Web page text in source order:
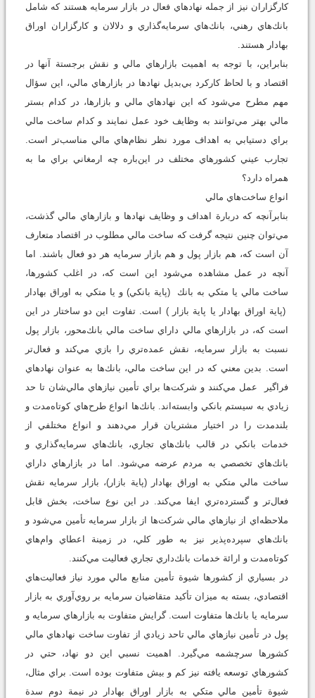
كارگزاران نيز از جمله نهادهاي فعال در بازار سرمايه هستند كه شامل
بانك‌هاي رهني، بانك‌هاي سرمايه‌گذاري و دلالان و كارگزاران اوراق
بهادار هستند.
بنابراين، با توجه به اهميت بازارهاي مالي و نقش برجستة آنها در
اقتصاد و با لحاظ كاركرد بي‌بديل نهادها در بازارهاي مالي، اين سؤال
مهم مطرح مي‌شود كه اين نهادهاي مالي و بازارها، در كدام بستر
مالي بهتر مي‌توانند به وظايف خود عمل نمايند و كدام ساخت مالي
براي دستيابي به اهداف مورد نظر نظام‌هاي مالي مناسب‌تر است.
تجارب عيني كشورهاي مختلف در اين‌باره چه ارمغاني براي ما به
همراه دارد؟
انواع ساخت‌هاي مالي
بنابرآنچه كه دربارة اهداف و وظايف نهادها و بازارهاي مالي گذشت،
مي‌توان چنين نتيجه گرفت كه ساخت مالي مطلوب در اقتصاد متعارف
آن است كه، هم بازار پول و هم بازار سرمايه هر دو فعال باشند. اما
آنچه در عمل مشاهده مي‌شود اين است كه، در اغلب كشورها،
ساخت مالي يا متكي به بانك (پاية بانكي) و يا متكي به اوراق بهادار
(پاية اوراق بهادار يا پاية بازار ) است. تفاوت اين دو ساختار در اين
است كه، در بازارهاي مالي داراي ساخت مالي بانك‌محور، بازار پول
نسبت به بازار سرمايه، نقش عمده‌تري را بازي مي‌كند و فعال‌تر
است. بدين معني كه در اين ساخت مالي، بانك‌ها به عنوان نهادهاي
فراگير عمل مي‌كنند و شركت‌ها براي تأمين نيازهاي مالي‌شان تا حد
زيادي به سيستم بانكي وابسته‌اند. بانك‌ها انواع طرح‌هاي كوتاه‌مدت و
بلندمدت را در اختيار مشتريان قرار مي‌دهند و انواع مختلفي از
خدمات بانكي در قالب بانك‌هاي تجاري، بانك‌هاي سرمايه‌گذاري و
بانك‌هاي تخصصي به مردم عرضه مي‌شود. اما در بازارهاي داراي
ساخت مالي متكي به اوراق بهادار (پاية بازار)، بازار سرمايه نقش
فعال‌تر و گسترده‌تري ايفا مي‌كند. در اين نوع ساخت، بخش قابل
ملاحظه‌اي از نيازهاي مالي شركت‌ها از بازار سرمايه تأمين مي‌شود و
بانك‌هاي سپرده‌پذير نيز به طور كلي، در زمينة اعطاي وام‌هاي
كوتاه‌مدت و ارائة خدمات بانك‌داري تجاري فعاليت مي‌كنند.
در بسياري از كشورها شيوة تأمين منابع مالي مورد نياز فعاليت‌هاي
اقتصادي، بسته به ميزان تأكيد متقاضيان سرمايه بر روي‌آوري به بازار
سرمايه يا بانك‌ها متفاوت است. گرايش متفاوت به بازارهاي سرمايه و
پول در تأمين نيازهاي مالي تاحد زيادي از تفاوت ساخت نهادهاي مالي
كشورها سرچشمه مي‌گيرد. اهميت نسبي اين دو نهاد، حتي در
كشورهاي توسعه يافته نيز كم و بيش متفاوت بوده است. براي مثال،
شيوة تأمين مالي متكي به بازار اوراق بهادار در نيمة دوم سدة